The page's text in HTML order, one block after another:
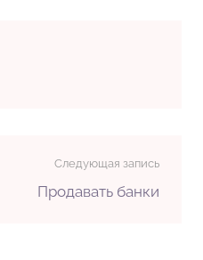
Следующая запись
Продавать банки